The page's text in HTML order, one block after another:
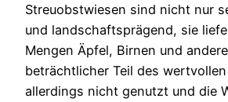
Streuobstwiesen sind nicht nur
und landschaftsprägend, sie
Mengen Äpfel, Birnen und
beträchtlicher Teil des
allerdings nicht genutzt und die